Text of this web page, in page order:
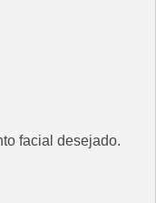
facial desejado.